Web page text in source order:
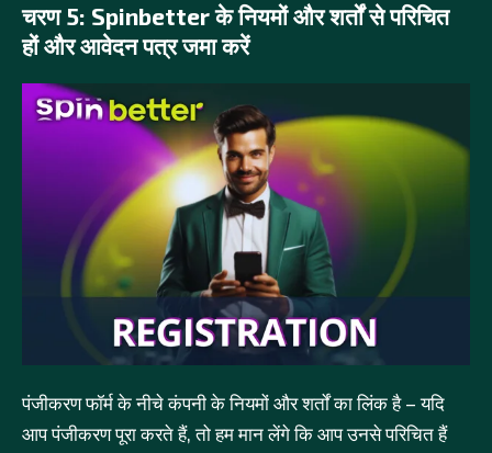
चरण 5: Spinbetter के नियमों और शर्तों से परिचित
हों और आवेदन पत्र जमा करें
पंजीकरण फॉर्म के नीचे कंपनी के नियमों और शर्तों का लिंक है – यदि
आप पंजीकरण पूरा करते हैं, तो हम मान लेंगे कि आप उनसे परिचित हैं